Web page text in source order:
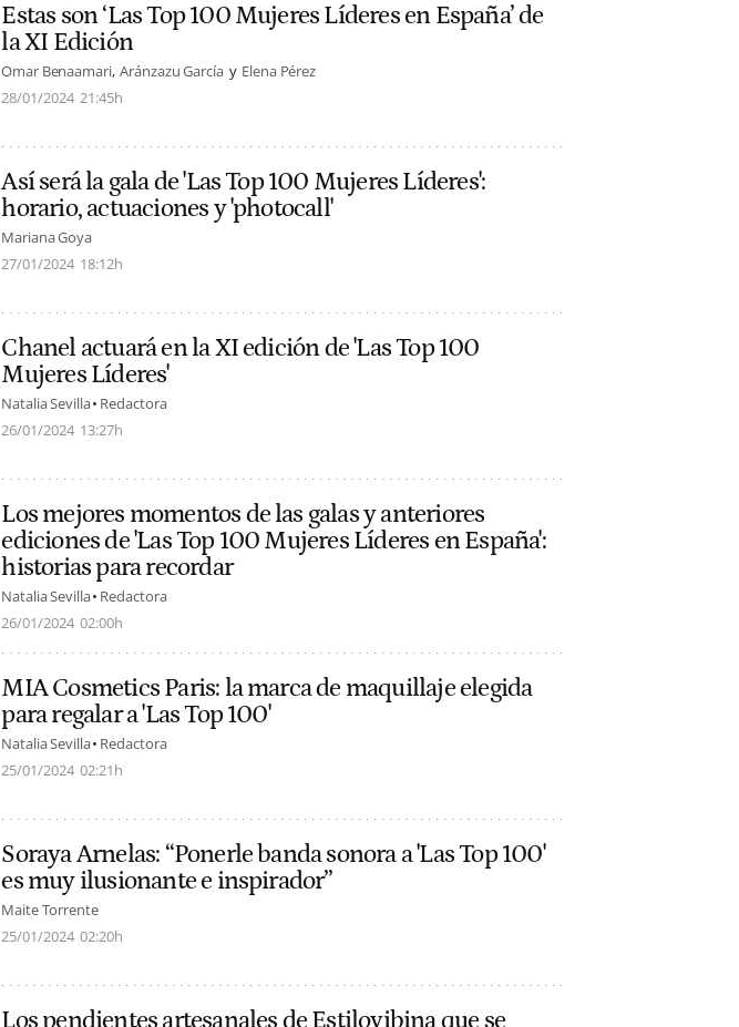
Estas son ‘Las Top 100 Mujeres Líderes en España’ de
la XI Edición
Omar Benaamari Aránzazu García
Elena Pérez
28/01/2024 21:45h
Así será la gala de 'Las Top 100 Mujeres Líderes':
horario, actuaciones y 'photocall'
Mariana Goya
27/01/2024 18:12h
Chanel actuará en la XI edición de 'Las Top 100
Mujeres Líderes'
Natalia Sevilla Redactora
26/01/2024 13:27h
Los mejores momentos de las galas y anteriores
ediciones de 'Las Top 100 Mujeres Líderes en España':
historias para recordar
Natalia Sevilla Redactora
26/01/2024 02:00h
MIA Cosmetics Paris: la marca de maquillaje elegida
para regalar a 'Las Top 100'
Natalia Sevilla Redactora
25/01/2024 02:21h
Soraya Arnelas: “Ponerle banda sonora a 'Las Top 100'
es muy ilusionante e inspirador”
Maite Torrente
25/01/2024 02:20h
Los pendientes artesanales de Estiloyibina que se